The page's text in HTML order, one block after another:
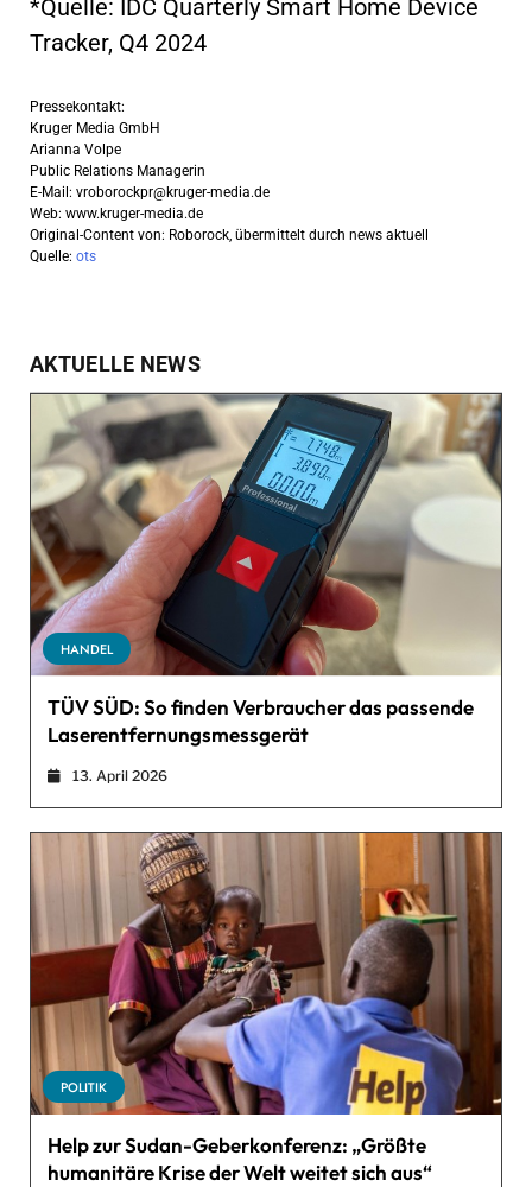
*Quelle: IDC Quarterly Smart Home Device
Tracker, Q4 2024
Pressekontakt:
Kruger Media GmbH
Arianna Volpe
Public Relations Managerin
E-Mail: vroborockpr@kruger-media.de
Web: www.kruger-media.de
Original-Content von: Roborock, übermittelt durch news aktuell
Quelle: ots
AKTUELLE NEWS
HANDEL
TÜV SÜD: So finden Verbraucher das passende
Laserentfernungsmessgerät
13. April 2026
POLITIK
Help zur Sudan-Geberkonferenz: „Größte
humanitäre Krise der Welt weitet sich aus“